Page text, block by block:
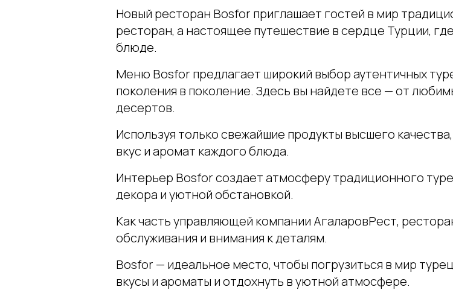
Новый ресторан Bosfor приглашает гостей в мир
ресторан, а настоящее путешествие в сердце Турции,
блюде.
Меню Bosfor предлагает широкий выбор аутентичных
поколения в поколение. Здесь вы найдете все — от
десертов.
Используя только свежайшие продукты высшего
вкус и аромат каждого блюда.
Интерьер Bosfor создает атмосферу традиционного
декора и уютной обстановкой.
Как часть управляющей компании АгаларовРест,
обслуживания и внимания к деталям.
Bosfor — идеальное место, чтобы погрузиться в мир
вкусы и ароматы и отдохнуть в уютной атмосфере.